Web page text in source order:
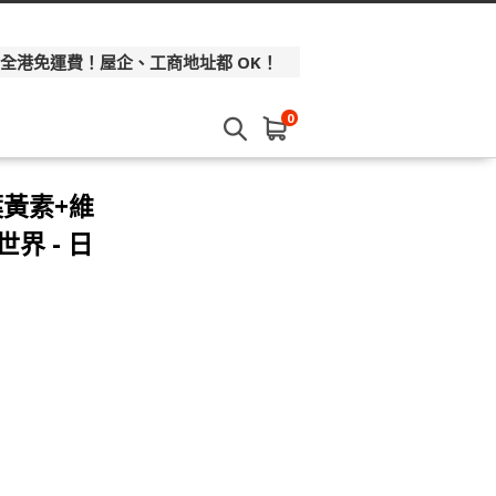
港免運費！屋企、工商地址都 OK！
0
素+維
界 - 日